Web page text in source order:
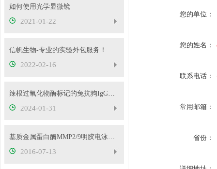
如何使用光学显微镜
2021-01-22
信帆生物-专业的实验外包服务！
2022-02-16
辣根过氧化物酶标记的兔抗狗IgG（H+L）的来源
2024-01-31
基质金属蛋白酶MMP2/9明胶电泳试剂盒操作步骤
2016-07-13
您的单位：
您的姓名：
联系电话：
常用邮箱：
省份：